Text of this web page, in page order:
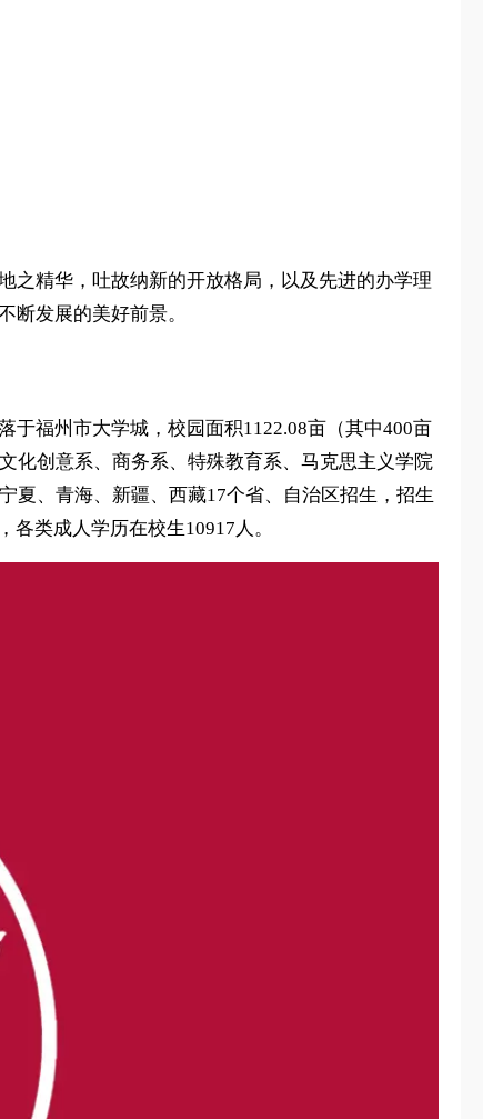
之精华，吐故纳新的开放格局，以及先进的办学理
断发展的美好前景。
福州市大学城，校园面积1122.08亩（其中400亩
化创意系、商务系、特殊教育系、马克思主义学院
夏、青海、新疆、西藏17个省、自治区招生，招生
类成人学历在校生10917人。